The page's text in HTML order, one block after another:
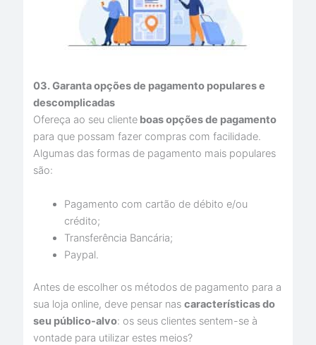
03. Garanta opções de pagamento populares e
descomplicadas
Ofereça ao seu cliente boas opções de pagamento
para que possam fazer compras com facilidade.
Algumas das formas de pagamento mais populares
são:
Pagamento com cartão de débito e/ou
crédito;
Transferência Bancária;
Paypal.
Antes de escolher os métodos de pagamento para a
sua loja online, deve pensar nascaracterísticas do
seu público-alvo: os seus clientes sentem-se à
vontade para utilizar estes meios?